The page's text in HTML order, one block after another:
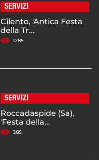
SERVIZI
Cilento, 'Antica Festa
della Tr...
1285
SERVIZI
Roccadaspide (Sa),
'Festa della...
385